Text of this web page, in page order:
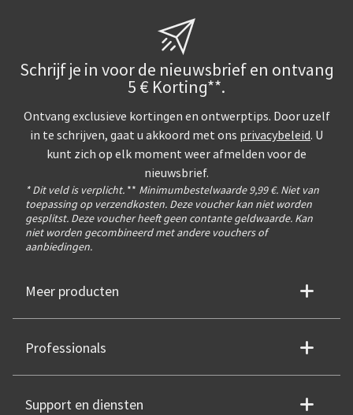
Schrijf je in voor de nieuwsbrief en ontvang
5 € Korting**.
Ontvang exclusieve kortingen en ontwerptips. Door uzelf
in te schrijven, gaat u akkoord met ons privacybeleid. U
kunt zich op elk moment weer afmelden voor de
nieuwsbrief.
* Dit veld is verplicht. ** Minimumbestelwaarde 9,99 €. Niet van
toepassing op verzendkosten. Deze voucher kan niet worden
gesplitst. Deze voucher heeft geen contante geldwaarde. Kan
niet worden gecombineerd met andere vouchers of
aanbiedingen.
Meer producten
Professionals
Support en diensten